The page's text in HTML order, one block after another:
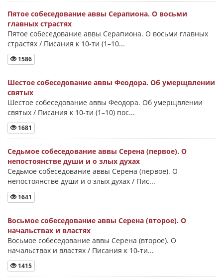
Пятое собеседование аввы Серапиона. О восьми
главных страстях
Пятое собеседование аввы Серапиона. О восьми главных
страстях / Писания к 10-ти (1–10...
1586
Шестое собеседование аввы Феодора. Об умерщвлении
святых
Шестое собеседование аввы Феодора. Об умерщвлении
святых / Писания к 10-ти (1–10) пос...
1681
Седьмое собеседование аввы Серена (первое). О
непостоянстве души и о злых духах
Седьмое собеседование аввы Серена (первое). О
непостоянстве души и о злых духах / Пис...
1641
Восьмое собеседование аввы Серена (второе). О
начальствах и властях
Восьмое собеседование аввы Серена (второе). О
начальствах и властях / Писания к 10-ти...
1415